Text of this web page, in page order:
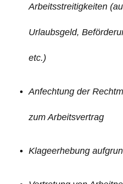
Arbeitsstreitigkeiten
Urlaubsgeld,
etc.)
Anfechtung der
zum Arbeitsvertrag
Klageerhebung